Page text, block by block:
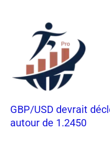
GBP/USD devrait
autour de 1.2450